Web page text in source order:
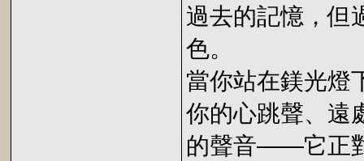
過去的記憶，但
色。
當你站在鎂光燈
你的心跳聲、遠
的聲音——它正